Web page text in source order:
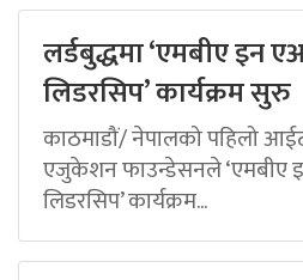
लर्डबुद्धमा ‘एमबीए इन
लिडरसिप’ कार्यक्रम सुरु
काठमाडौं/ नेपालको पहिलो
एजुकेशन फाउन्डेसनले ‘एमबीए
लिडरसिप’ कार्यक्रम...